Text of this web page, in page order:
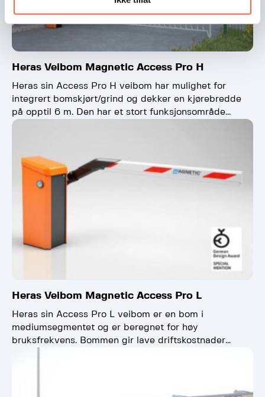
Heras Veibom Magnetic Access Pro H
Heras sin Access Pro H veibom har mulighet for
integrert bomskjørt/grind og dekker en kjørebredde
på opptil 6 m. Den har et stort funksjonsområde…
Heras Veibom Magnetic Access Pro L
Heras sin Access Pro L veibom er en bom i
mediumsegmentet og er beregnet for høy
bruksfrekvens. Bommen gir lave driftskostnader